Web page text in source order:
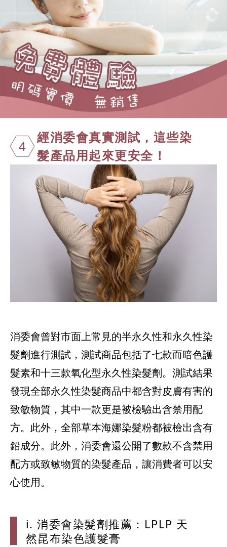
4
經消委會真實測試，這些染
髮產品用起來更安全！
消委會曾對市面上常見的半永久性和永久性染
髮劑進行測試，測試商品包括了七款而暗色護
髮素和十三款氧化型永久性染髮劑。測試結果
發現全部永久性染髮商品中都含對皮膚有害的
致敏物質，其中一款更是被檢驗出含禁用配
方。此外，全部草本海娜染髮粉都被檢出含有
鉛成分。此外，消委會還公開了數款不含禁用
配方或致敏物質的染髮產品，讓消費者可以安
心使用。
i. 消委會染髮劑推薦： LPLP 天
然昆布染色護髮膏